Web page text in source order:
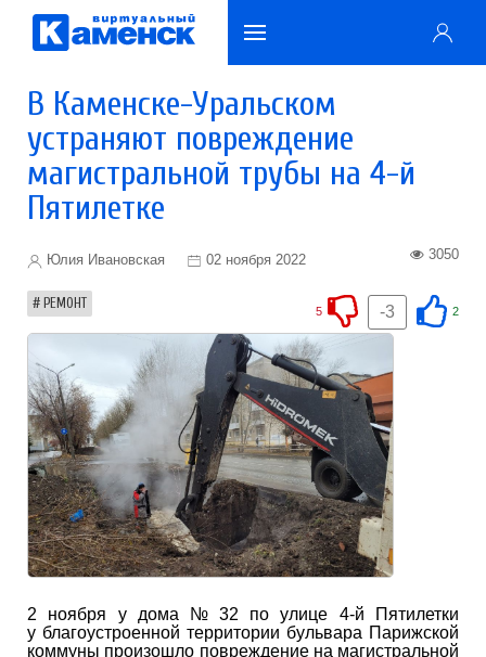
В Каменске-Уральском
устраняют повреждение
магистральной трубы на 4-й
Пятилетке
Юлия Ивановская 02 ноября 2022 3050
РЕМОНТ 2
-3
5
2 ноября у дома № 32 по улице 4-й Пятилетки
у благоустроенной территории бульвара Парижской
коммуны произошло повреждение на магистральной